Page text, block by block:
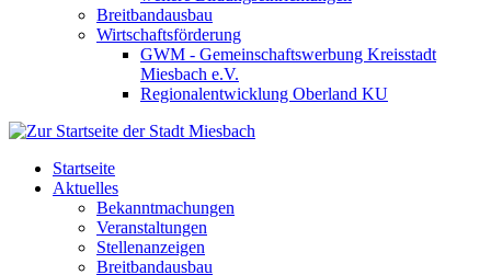
Breitbandausbau
Wirtschaftsförderung
GWM - Gemeinschaftswerbung Kreisstadt
Miesbach e.V.
Regionalentwicklung Oberland KU
Startseite
Aktuelles
Bekanntmachungen
Veranstaltungen
Stellenanzeigen
Breitbandausbau